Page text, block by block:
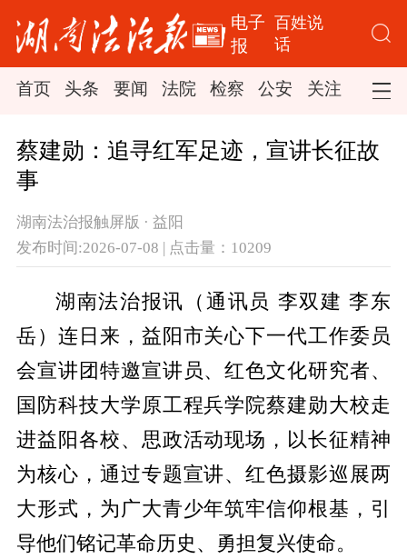
电子
报
百姓说
话
首页 头条 要闻 法院 检察 公安 关注 司法
蔡建勋：追寻红军足迹，宣讲长征故
事
湖南法治报触屏版 · 益阳
发布时间:2026-07-08 | 点击量：10209
湖南法治报讯（通讯员 李双建 李东
岳）连日来 ，益阳市关心下一代工作委员
会宣讲团特邀宣讲员、红色文化研究者、
国防科技大学原工程兵学院蔡建勋大校走
进益阳各校、思政活动现场，以长征精神
为核心，通过专题宣讲、红色摄影巡展两
大形式，为广大青少年筑牢信仰根基，引
导他们铭记革命历史、勇担复兴使命。